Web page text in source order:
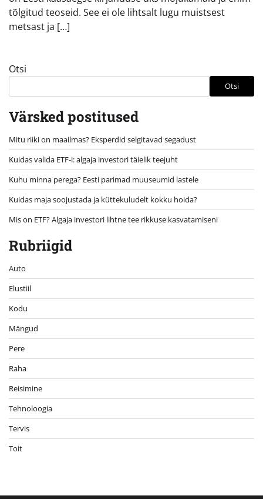
tõlgitud teoseid. See ei ole lihtsalt lugu muistsest
metsast ja […]
Otsi
Otsi
Värsked postitused
Mitu riiki on maailmas? Eksperdid selgitavad segadust
Kuidas valida ETF-i: algaja investori täielik teejuht
Kuhu minna perega? Eesti parimad muuseumid lastele
Kuidas maja soojustada ja küttekuludelt kokku hoida?
Mis on ETF? Algaja investori lihtne tee rikkuse kasvatamiseni
Rubriigid
Auto
Elustiil
Kodu
Mängud
Pere
Raha
Reisimine
Tehnoloogia
Tervis
Toit